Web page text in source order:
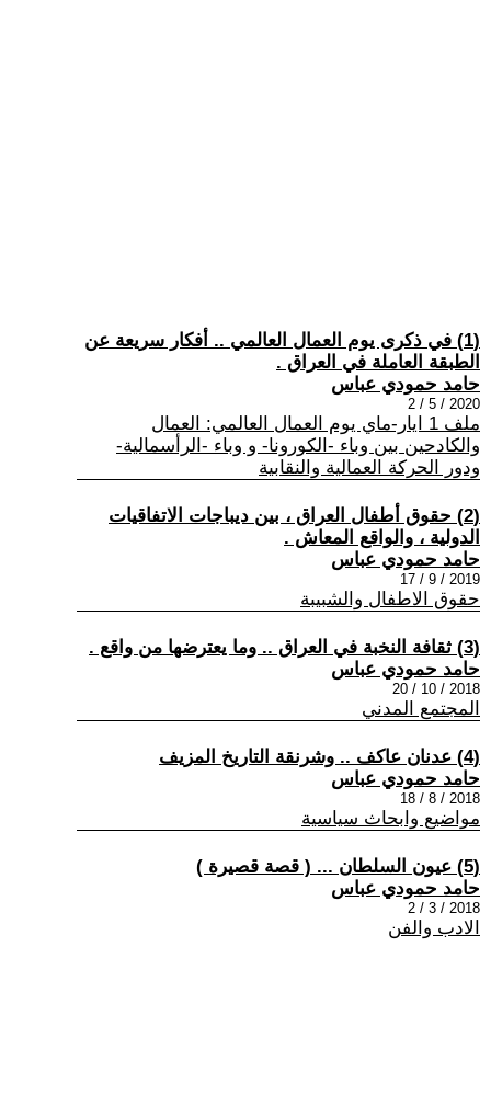
(1) في ذكرى يوم العمال العالمي .. أفكار سريعة عن
الطبقة العاملة في العراق .
حامد حمودي عباس
2020 / 5 / 2
ملف 1 ايار-ماي يوم العمال العالمي: العمال
والكادحين بين وباء -الكورونا- و وباء -الرأسمالية-
ودور الحركة العمالية والنقابية
(2) حقوق أطفال العراق ، بين ديباجات الاتفاقيات
الدولية ، والواقع المعاش .
حامد حمودي عباس
2019 / 9 / 17
حقوق الاطفال والشبيبة
(3) ثقافة النخبة في العراق .. وما يعترضها من واقع .
حامد حمودي عباس
2018 / 10 / 20
المجتمع المدني
(4) عدنان عاكف .. وشرنقة التاريخ المزيف
حامد حمودي عباس
2018 / 8 / 18
مواضيع وابحاث سياسية
(5) عيون السلطان ... ( قصة قصيرة )
حامد حمودي عباس
2018 / 3 / 2
الادب والفن